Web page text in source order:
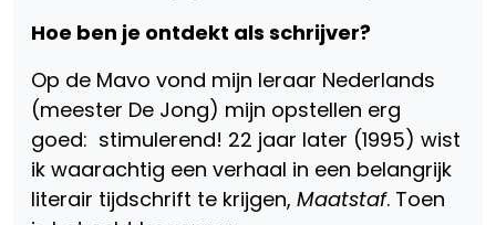
Hoe ben je ontdekt als schrijver?
Op de Mavo vond mijn leraar Nederlands
(meester De Jong) mijn opstellen erg
goed: stimulerend! 22 jaar later (1995) wist
ik waarachtig een verhaal in een belangrijk
literair tijdschrift te krijgen, Maatstaf. Toen